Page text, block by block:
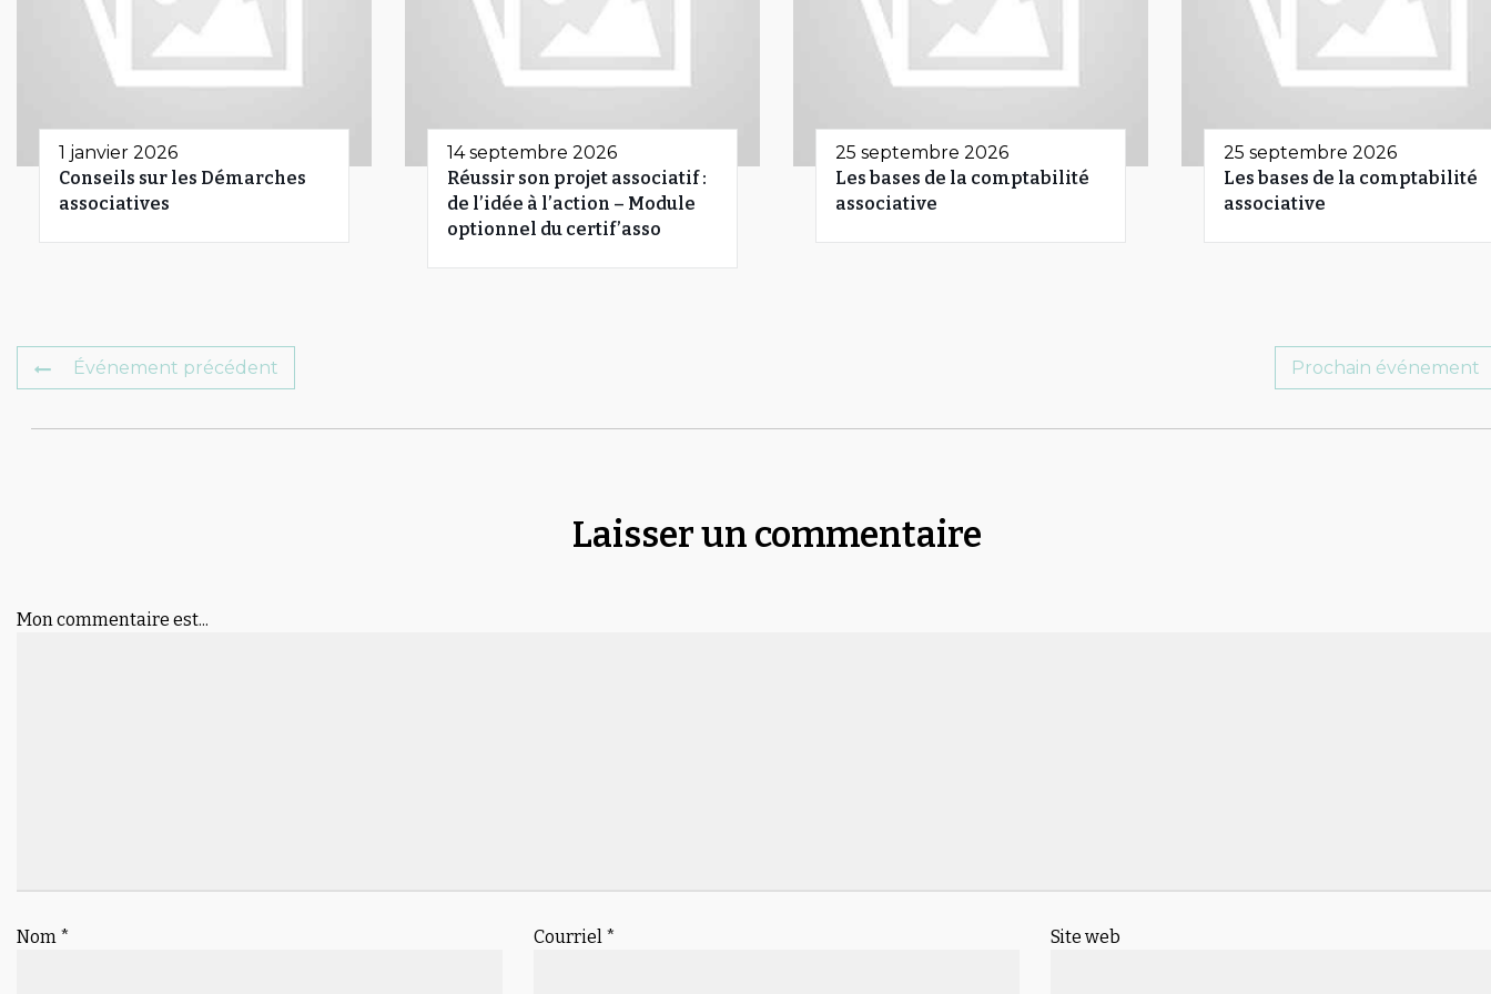
1 janvier 2026
Conseils sur les Démarches
associatives
14 septembre 2026
Réussir son projet associatif :
de l’idée à l’action – Module
optionnel du certif’asso
25 septembre 2026
Les bases de la comptabilité
associative
25 septembre 2026
Les bases de la comptabilité
associative
Événement précédent Prochain événement
Laisser un commentaire
Mon commentaire est...
Nom * Courriel * Site web